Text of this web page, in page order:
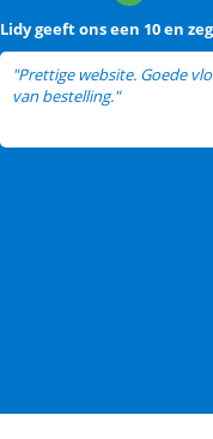
Lidygeeft ons een 10 en
"Prettige website. Goede
van bestelling."